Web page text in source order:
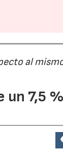
al
7,5